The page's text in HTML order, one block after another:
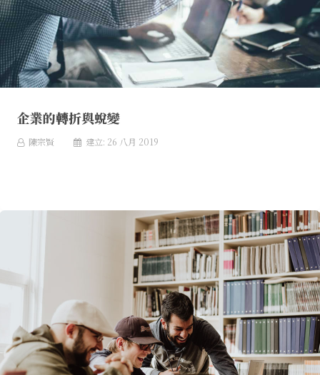
企業的轉折與蛻變
陳宗賢 建立: 26 八月 2019